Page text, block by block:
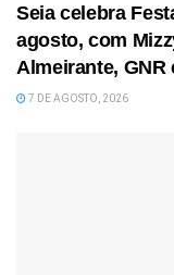
Seia celebra
agosto, com
Almeirante, GNR
7 DE AGOSTO, 2026